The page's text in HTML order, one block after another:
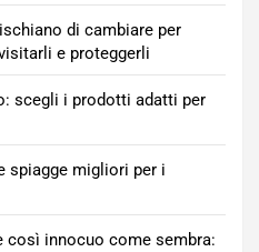
di cambiare per
e proteggerli
scegli i prodotti adatti per
spiagge migliori per i
così innocuo come sembra: